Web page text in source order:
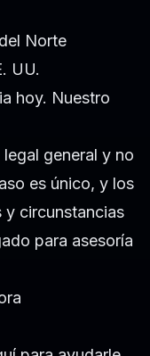
Norte
UU.
hoy. Nuestro
general y no
es único, y los
y circunstancias
para asesoría